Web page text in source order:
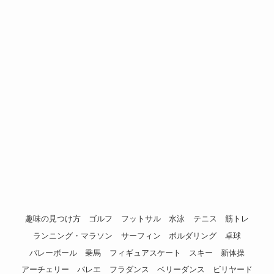
趣味の見つけ方 ゴルフ フットサル 水泳 テニス
筋トレ
ランニング・マラソン
サーフィン ボルダリング
卓球
バレーボール
乗馬 フィギュアスケート スキー
新体操
アーチェリー
バレエ フラダンス ベリーダンス ビリヤード